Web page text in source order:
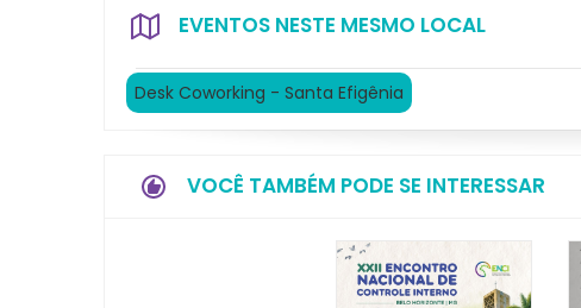
EVENTOS NESTE MESMO LOCAL
Desk Coworking - Santa Efigênia
VOCÊ TAMBÉM PODE SE INTERESSAR